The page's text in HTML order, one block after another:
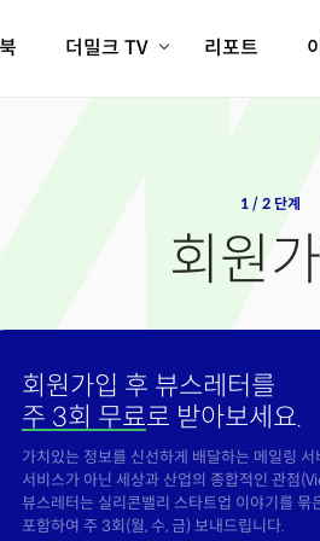
더밀크 TV
크리스의 뉴욕 시그널
밸리토크
리포트
1 / 2 단계
회원
회원가입 후 뷰스레터를
주 3회 무료로 받아보세요.
가치있는 정보를 신선하게 배달하는 메일링
서비스가 아닌 세상과 산업의 종합적인 관점
뷰스레터는 실리콘밸리 스타트업 이야기를 묶
포함하여 주 3회(월, 수, 금) 보내드립니다.